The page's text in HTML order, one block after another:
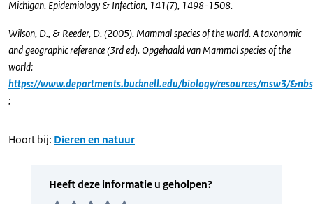
Michigan. Epidemiology & Infection, 141(7), 1498-1508.
Wilson, D., & Reeder, D. (2005). Mammal species of the world. A taxonomic
and geographic reference (3rd ed). Opgehaald van Mammal species of the
world:
https://www.departments.bucknell.edu/biology/resources/msw3/
;
Hoort bij: Dieren en natuur